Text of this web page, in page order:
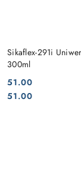
Sikaflex-291i
300ml
Cena:
51.00
Cena:
51.00